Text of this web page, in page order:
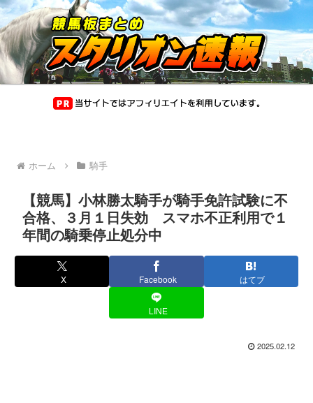
ホーム 騎手
【競馬】小林勝太騎手が騎手免許試験に不
合格、３月１日失効 スマホ不正利用で１
年間の騎乗停止処分中
X Facebook はてブ
LINE
2025.02.12